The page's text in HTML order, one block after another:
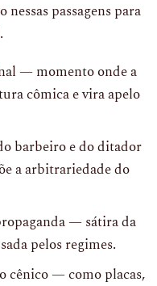
passagens para
— momento onde a
cômica e vira apelo
barbeiro e do ditador
a arbitrariedade do
— sátira da
pelos regimes.
cênico — como placas,